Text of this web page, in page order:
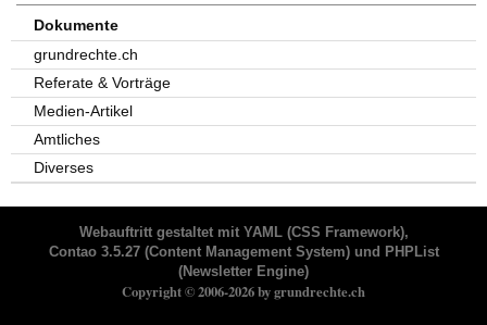
Dokumente
grundrechte.ch
Referate & Vorträge
Medien-Artikel
Amtliches
Diverses
Webauftritt gestaltet mit YAML(CSS Framework),
Contao 3.5.27(Content Management System) und PHPList
(Newsletter Engine)
Copyright © 2006-2026 by grundrechte.ch